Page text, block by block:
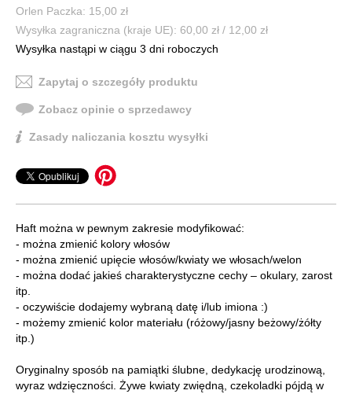
Orlen Paczka: 15,00 zł
Wysyłka zagraniczna (kraje UE): 60,00 zł / 12,00 zł
Wysyłka nastąpi w ciągu 3 dni roboczych
Zapytaj o szczegóły produktu
Zobacz opinie o sprzedawcy
Zasady naliczania kosztu wysyłki
Haft można w pewnym zakresie modyfikować:
- można zmienić kolory włosów
- można zmienić upięcie włosów/kwiaty we włosach/welon
- można dodać jakieś charakterystyczne cechy – okulary, zarost
itp.
- oczywiście dodajemy wybraną datę i/lub imiona :)
- możemy zmienić kolor materiału (różowy/jasny beżowy/żółty
itp.)
Oryginalny sposób na pamiątki ślubne, dedykację urodzinową,
wyraz wdzięczności. Żywe kwiaty zwiędną, czekoladki pójdą w